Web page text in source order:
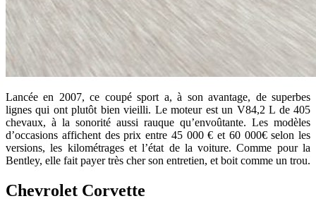
Lancée en 2007, ce coupé sport a, à son avantage, de superbes
lignes qui ont plutôt bien vieilli. Le moteur est un V84,2 L de 405
chevaux, à la sonorité aussi rauque qu’envoûtante. Les modèles
d’occasions affichent des prix entre 45 000 € et 60 000€ selon les
versions, les kilométrages et l’état de la voiture. Comme pour la
Bentley, elle fait payer très cher son entretien, et boit comme un trou.
Chevrolet Corvette